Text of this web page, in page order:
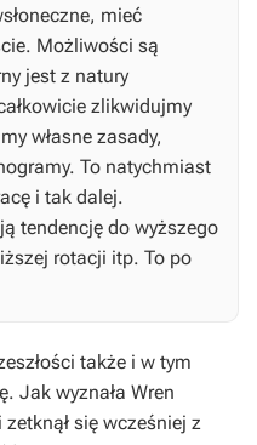
mieć
Możliwości są
jest z natury
zlikwidujmy
własne zasady,
To natychmiast
i tak dalej.
tendencję do wyższego
rotacji itp. To po
także i w tym
Jak wyznała Wren
się wcześniej z